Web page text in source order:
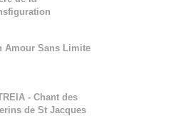
Amour Sans Limite
- Chant des
de St Jacques